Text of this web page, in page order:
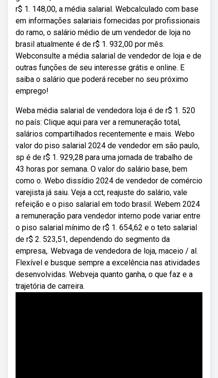
r$ 1. 148,00, a média salarial. Webcalculado com base
em informações salariais fornecidas por profissionais
do ramo, o salário médio de um vendedor de loja no
brasil atualmente é de r$ 1. 932,00 por mês.
Webconsulte a média salarial de vendedor de loja e de
outras funções de seu interesse grátis e online. E
saiba o salário que poderá receber no seu próximo
emprego!
Weba média salarial de vendedora loja é de r$ 1. 520
no país: Clique aqui para ver a remuneração total,
salários compartilhados recentemente e mais. Webo
valor do piso salarial 2024 de vendedor em são paulo,
sp é de r$ 1. 929,28 para uma jornada de trabalho de
43 horas por semana. O valor do salário base, bem
como o. Webo dissídio 2024 de vendedor de comércio
varejista já saiu. Veja a cct, reajuste do salário, vale
refeição e o piso salarial em todo brasil. Webem 2024
a remuneração para vendedor interno pode variar entre
o piso salarial mínimo de r$ 1. 654,62 e o teto salarial
de r$ 2. 523,51, dependendo do segmento da
empresa,. Webvaga de vendedora de loja, maceio / al.
Flexível e busque sempre a excelência nas atividades
desenvolvidas. Webveja quanto ganha, o que faz e a
trajetória de carreira.